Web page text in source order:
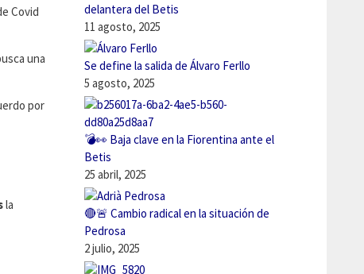
Covid
una
por
la
delantera del Betis
11 agosto, 2025
Se define la salida de Álvaro Ferllo
5 agosto, 2025
💣👀 Baja clave en la Fiorentina ante el
Betis
25 abril, 2025
🔴🚨 Cambio radical en la situación de
Pedrosa
2 julio, 2025